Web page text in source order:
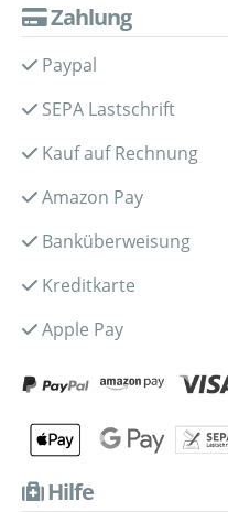
Zahlung
Paypal
SEPA Lastschrift
Kauf auf Rechnung
Amazon Pay
Banküberweisung
Kreditkarte
Apple Pay
Hilfe